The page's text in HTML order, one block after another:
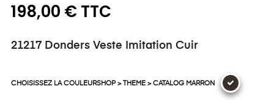
198,00 € TTC
21217 Donders Veste Imitation Cuir
CHOISISSEZ LA COULEURSHOP > THEME > CATALOG MARRON